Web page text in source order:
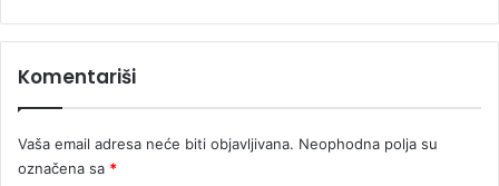
c
Komentariši
Vaša email adresa neće biti objavljivana. Neophodna polja su
označena sa *